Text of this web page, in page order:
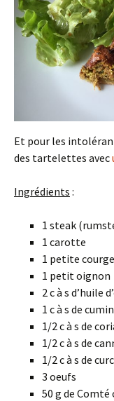
Et pour les
des tartelettes avec
Ingrédients :
1 steak
1 carotte
1 petite
1 petit oignon
2 c à s d’huile
1 c à s de
1/2 c à s de
1/2 c à s de
1/2 c à s de
3 oeufs
50 g de Comté